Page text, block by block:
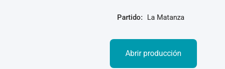
Partido: La Matanza
Abrir producción